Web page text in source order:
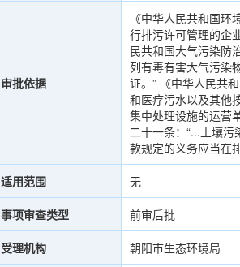
审批依据
《中华人民共和国
行排污许可管理的企
民共和国大气污染防
列有毒有害大气污染
证。” 《中华人民共
和医疗污水以及其他
集中处理设施的运营
二十一条：“...土壤
款规定的义务应当在
适用范围 无
事项审查类型 前审后批
受理机构 朝阳市生态环境局